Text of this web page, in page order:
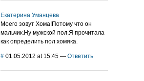
Екатерина Уманцева
Моего зовут Хома!Потому что он
мальчик.Ну мужской пол.Я прочитала
как определить пол хомяка.
# 01.05.2012 at 15:45 — Ответить